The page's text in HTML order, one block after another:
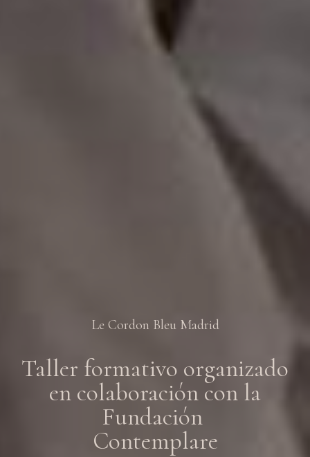
Le Cordon Bleu Madrid
Taller formativo organizado
en colaboración con la
Fundación
Contemplare